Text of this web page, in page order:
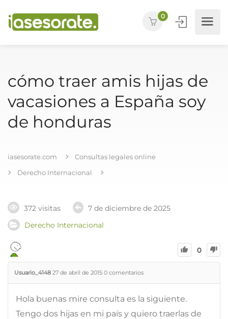
0
cómo traer amis hijas de
vacasiones a España soy
de honduras
iasesorate.com
Consultas legales online
Derecho Internacional
372 visitas
7 de diciembre de 2025
Derecho Internacional
0
Usuario_4148 27 de abril de 2015 0 comentarios
Hola buenas mire consulta es la siguiente.
Tengo dos hijas en mi país y quiero traerlas de